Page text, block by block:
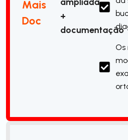
Mais
Doc
+
documentação
Os